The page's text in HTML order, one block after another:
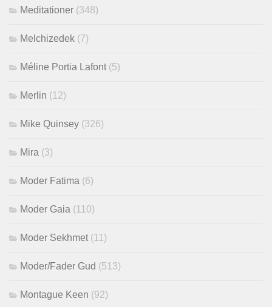
Meditationer (348)
Melchizedek (7)
Méline Portia Lafont (5)
Merlin (12)
Mike Quinsey (326)
Mira (3)
Moder Fatima (6)
Moder Gaia (110)
Moder Sekhmet (11)
Moder/Fader Gud (513)
Montague Keen (92)